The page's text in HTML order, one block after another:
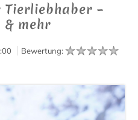
–
& mehr
Bewertung: